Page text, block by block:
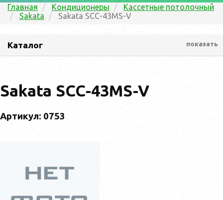
Главная Кондиционеры
Кассетные потолочный
Sakata
Sakata SCC-43MS-V
Каталог показать
Sakata SCC-43MS-V
Артикул: 0753